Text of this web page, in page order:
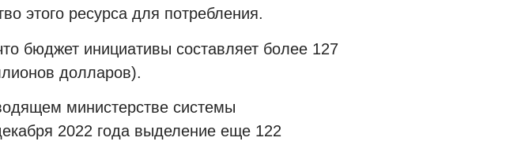
этого ресурса для потребления.
бюджет инициативы составляет более 127
долларов).
министерстве системы
2022 года выделение еще 122